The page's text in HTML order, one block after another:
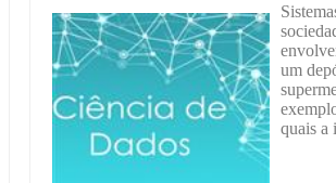
um
quais a